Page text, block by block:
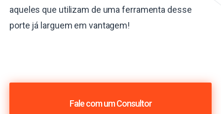
aqueles que utilizam de uma ferramenta desse
porte já larguem em vantagem!
Fale com um Consultor